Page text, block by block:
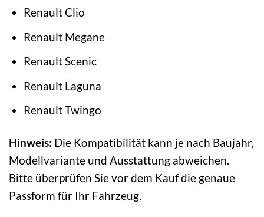
Renault Clio
Renault Megane
Renault Scenic
Renault Laguna
Renault Twingo
Hinweis: Die Kompatibilität kann je nach Baujahr,
Modellvariante und Ausstattung abweichen.
Bitte überprüfen Sie vor dem Kauf die genaue
Passform für Ihr Fahrzeug.